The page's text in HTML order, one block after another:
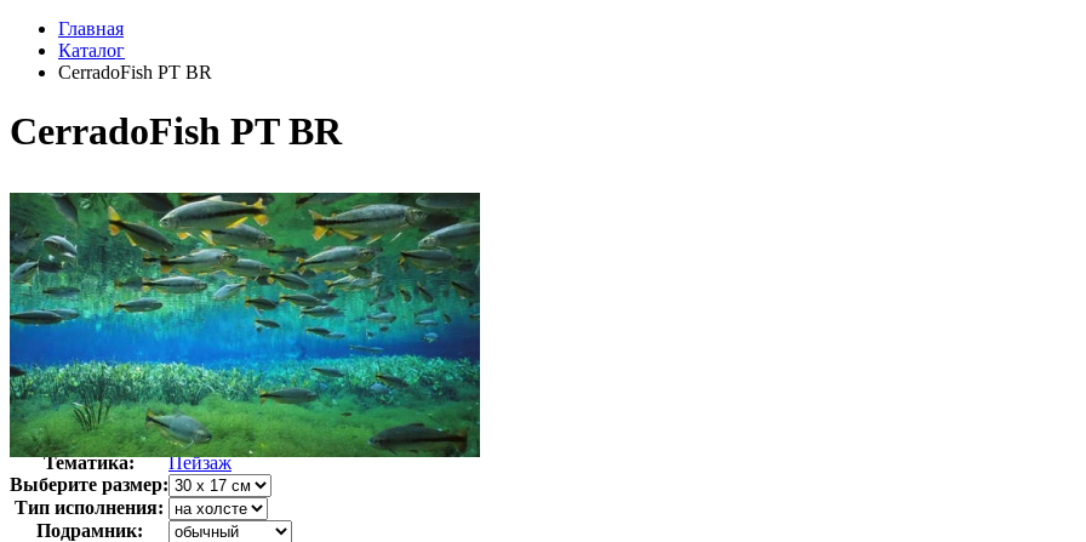
Главная
Каталог
CerradoFish PT BR
CerradoFish PT BR
Автор:
Неизвестно
Арт-стиль
Фотография
Тематика:
Пейзаж
Выберите размер:
Тип исполнения:
Подрамник: